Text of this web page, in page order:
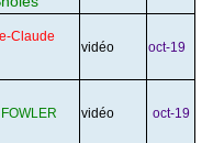
Claude
vidéo oct-19
vidéo oct-19